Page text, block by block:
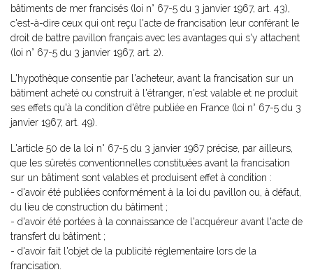
bâtiments de mer francisés (loi n° 67-5 du 3 janvier 1967, art. 43),
c'est-à-dire ceux qui ont reçu l'acte de francisation leur conférant le
droit de battre pavillon français avec les avantages qui s'y attachent
(loi n° 67-5 du 3 janvier 1967, art. 2).
L'hypothèque consentie par l'acheteur, avant la francisation sur un
bâtiment acheté ou construit à l'étranger, n'est valable et ne produit
ses effets qu'à la condition d'être publiée en France (loi n° 67-5 du 3
janvier 1967, art. 49).
L'article 50 de la loi n° 67-5 du 3 janvier 1967 précise, par ailleurs,
que les sûretés conventionnelles constituées avant la francisation
sur un bâtiment sont valables et produisent effet à condition :
- d'avoir été publiées conformément à la loi du pavillon ou, à défaut,
du lieu de construction du bâtiment ;
- d'avoir été portées à la connaissance de l'acquéreur avant l'acte de
transfert du bâtiment ;
- d'avoir fait l'objet de la publicité réglementaire lors de la
francisation.